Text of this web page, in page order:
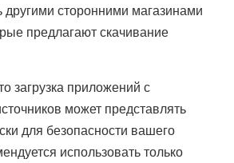
другими сторонними магазинами
предлагают скачивание
загрузка приложений с
может представлять
для безопасности вашего
использовать только